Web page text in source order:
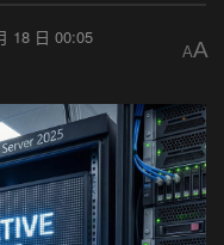
18 日 00:05
AA